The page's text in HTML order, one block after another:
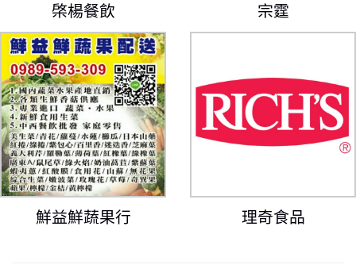
棨楊餐飲 宗霆
鮮益鮮蔬果行 理奇食品